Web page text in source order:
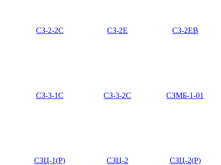
СЗ-2-2С СЗ-2Е СЗ-2ЕВ
СЗ-3-1С СЗ-3-2С СЗМБ-1-01
СЗЦ-1(Р) СЗЦ-2 СЗЦ-2(Р)